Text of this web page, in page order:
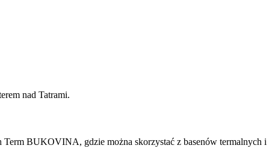
nad Tatrami.
BUKOVINA, gdzie można skorzystać z basenów termalnych i